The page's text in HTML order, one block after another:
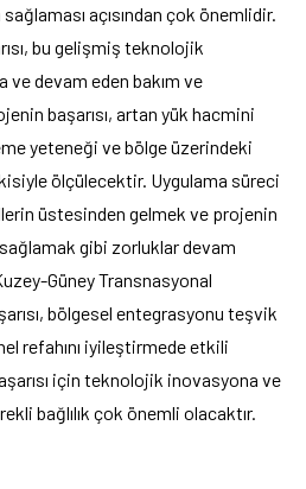
açısından çok önemlidir.
bu gelişmiş teknolojik
ve devam eden bakım ve
başarısı, artan yük hacmini
yeteneği ve bölge üzerindeki
ölçülecektir. Uygulama süreci
üstesinden gelmek ve projenin
gibi zorluklar devam
Güney Transnasyonal
bölgesel entegrasyonu teşvik
refahını iyileştirmede etkili
için teknolojik inovasyona ve
bağlılık çok önemli olacaktır.